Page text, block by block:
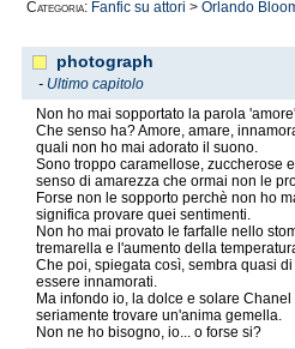
Categoria: Fanfic su attori > Orlando
photograph
- Ultimo capitolo
Non ho mai sopportato la parola 'amore'
Che senso ha? Amore, amare,
quali non ho mai adorato il suono.
Sono troppo caramellose, zuccherose
senso di amarezza che ormai non le
Forse non le sopporto perchè non ho
significa provare quei sentimenti.
Non ho mai provato le farfalle nello
tremarella e l'aumento della
Che poi, spiegata così, sembra quasi
essere innamorati.
Ma infondo io, la dolce e solare
seriamente trovare un'anima gemella.
Non ne ho bisogno, io... o forse si?